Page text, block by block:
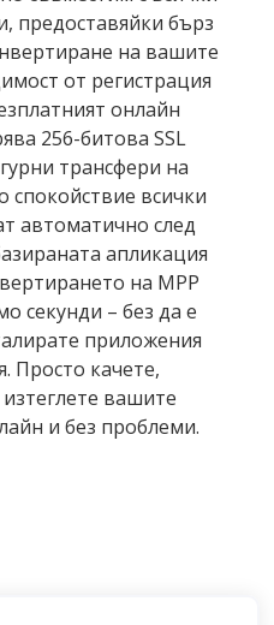
предоставяйки бърз
на вашите
от регистрация
онлайн
256-битова SSL
трансфери на
спокойствие всички
автоматично след
апликация
на MPP
секунди – без да е
приложения
Просто качете,
вашите
и без проблеми.